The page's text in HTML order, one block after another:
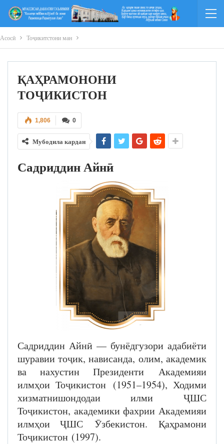
Асосӣ Тоҷикитстони ман
ҚАҲРАМОНОНИ
ТОҶИКИСТОН
0
1,806
Мубодила кардан
Садриддин Айнӣ
Садриддин Айнӣ — бунёдгузори адабиёти
шуравии тоҷик, нависанда, олим, академик
ва нахустин Президенти Академияи
илмҳои Тоҷикистон (1951–1954), Ходими
хизматнишондодаи илми ҶШС
Тоҷикистон, академики фахрии Академияи
илмҳои ҶШС Ӯзбекистон. Қаҳрамони
Тоҷикистон (1997).